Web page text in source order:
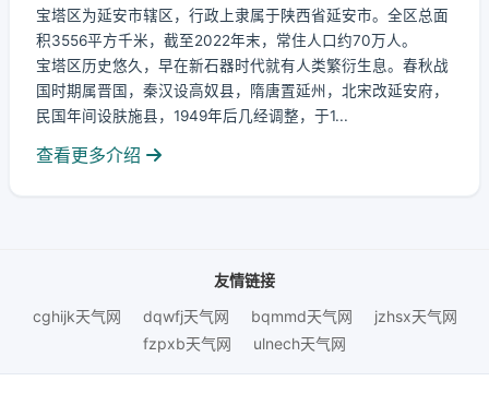
宝塔区为延安市辖区，行政上隶属于陕西省延安市。全区总面
积3556平方千米，截至2022年末，常住人口约70万人。
宝塔区历史悠久，早在新石器时代就有人类繁衍生息。春秋战
国时期属晋国，秦汉设高奴县，隋唐置延州，北宋改延安府，
民国年间设肤施县，1949年后几经调整，于1...
查看更多介绍
友情链接
cghijk天气网
dqwfj天气网 bqmmd天气网
jzhsx天气网
fzpxb天气网
ulnech天气网